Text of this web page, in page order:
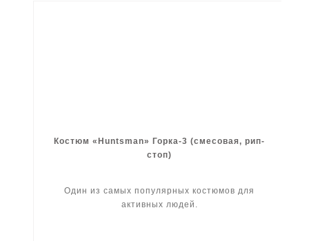
Костюм «Huntsman» Горка-3 (смесовая, рип-
стоп)
Один из самых популярных костюмов для
активных людей.